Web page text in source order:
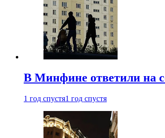
В Минфине ответили на
1 год спустя1 год спустя